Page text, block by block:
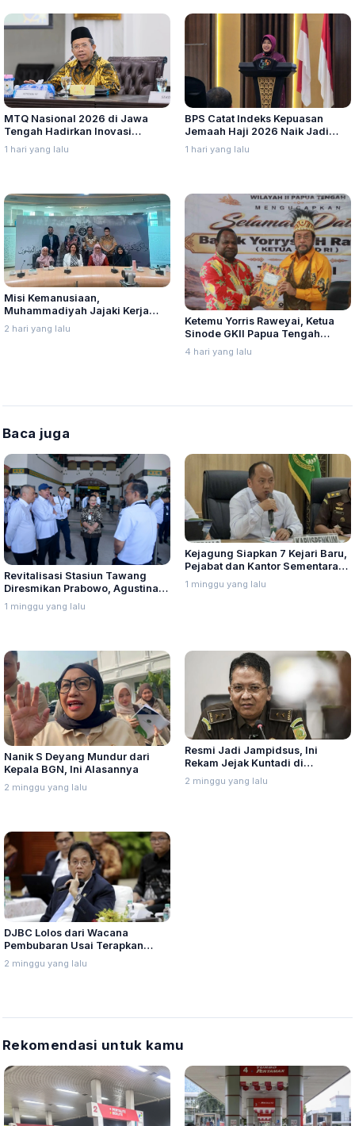
MTQ Nasional 2026 di Jawa
Tengah Hadirkan Inovasi
Perdana untuk Disabilitas dan
Dewan Hakim
1 hari yang lalu
BPS Catat Indeks Kepuasan
Jemaah Haji 2026 Naik Jadi
91,45 Persen
1 hari yang lalu
Misi Kemanusiaan,
Muhammadiyah Jajaki Kerja
Sama Pelayanan Kanker Bagi
Warga Palestina di Yordania
2 hari yang lalu
Ketemu Yorris Raweyai, Ketua
Sinode GKII Papua Tengah
Sampaikan Hal Ini
4 hari yang lalu
Baca juga
Revitalisasi Stasiun Tawang
Diresmikan Prabowo, Agustina:
Investasi Peradaban untuk
Semarang
1 minggu yang lalu
Kejagung Siapkan 7 Kejari Baru,
Pejabat dan Kantor Sementara
Segera Ditunjuk
1 minggu yang lalu
Nanik S Deyang Mundur dari
Kepala BGN, Ini Alasannya
2 minggu yang lalu
Resmi Jadi Jampidsus, Ini
Rekam Jejak Kuntadi di
Kejagung
2 minggu yang lalu
DJBC Lolos dari Wacana
Pembubaran Usai Terapkan
Sistem AI
2 minggu yang lalu
Rekomendasi untuk kamu